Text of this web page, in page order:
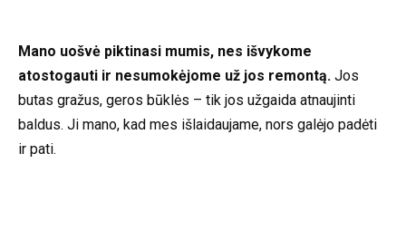
Mano uošvė piktinasi mumis, nes išvykome
atostogauti ir nesumokėjome už jos remontą. Jos
butas gražus, geros būklės – tik jos užgaida atnaujinti
baldus. Ji mano, kad mes išlaidaujame, nors galėjo padėti
ir pati.